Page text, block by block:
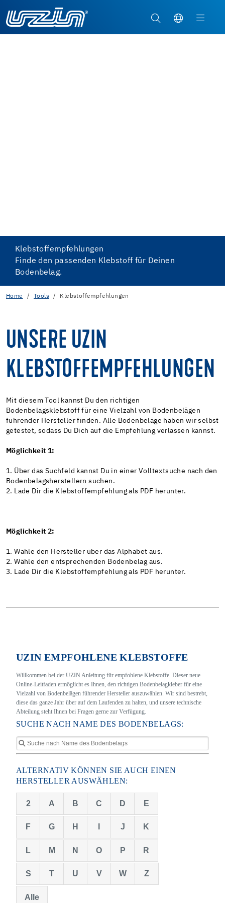
Klebstoffempfehlungen
Finde den passenden Klebstoff für Deinen
Bodenbelag.
Home Tools Klebstoffempfehlungen
UNSERE UZIN
KLEBSTOFFEMPFEHLUNGEN
Mit diesem Tool kannst Du den richtigen
Bodenbelagsklebstoff für eine Vielzahl von Bodenbelägen
führender Hersteller finden. Alle Bodenbeläge haben wir selbst
getestet, sodass Du Dich auf die Empfehlung verlassen kannst.
Möglichkeit 1:
1. Über das Suchfeld kannst Du in einer Volltextsuche nach den
Bodenbelagsherstellern suchen.
2. Lade Dir die Klebstoffempfehlung als PDF herunter.
Möglichkeit 2:
1. Wähle den Hersteller über das Alphabet aus.
2. Wähle den entsprechenden Bodenbelag aus.
3. Lade Dir die Klebstoffempfehlung als PDF herunter.